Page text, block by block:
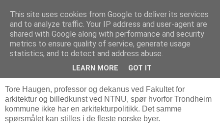
Arkitektur & Miljøteknologi
27 mai 2009
Savner arkitekturpolitikk for byen
Tore Haugen, professor og dekanus ved Fakultet for
arkitektur og billedkunst ved NTNU, spør hvorfor Trondheim
kommune ikke har en arkitekturpolitikk. Det samme
spørsmålet kan stilles i de fleste norske byer.
This site uses cookies from Google to deliver its services
and to analyze traffic. Your IP address and user-agent are
shared with Google along with performance and security
metrics to ensure quality of service, generate usage
statistics, and to detect and address abuse.
LEARN MORE GOT IT